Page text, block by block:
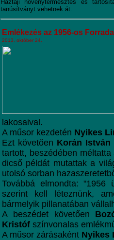
Háztáji növénytermesztés és
tanúsítványt vehetnek át.
Emlékezés az 1956-os
2013. október 24.
lakosaival.
A műsor kezdetén Nyikes
Ezt követően Korán István
tartott, beszédében
dicső példát mutattak a
utolsó sorban
Továbbá elmondta: "1956
szerint kell léteznünk,
bármelyik pillanatában
A beszédet követően
Kristóf színvonalas
A műsor zárásaként Nyikes